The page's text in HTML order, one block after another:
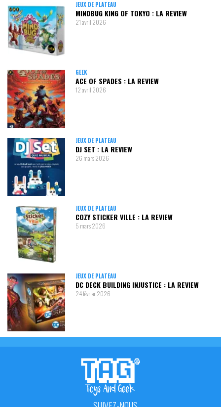
JEUX DE PLATEAU
MINDBUG KING OF TOKYO : LA REVIEW
21 avril 2026
GEEK
ACE OF SPADES : LA REVIEW
12 avril 2026
JEUX DE PLATEAU
DJ SET : LA REVIEW
26 mars 2026
JEUX DE PLATEAU
COZY STICKER VILLE : LA REVIEW
5 mars 2026
JEUX DE PLATEAU
DC DECK BUILDING INJUSTICE : LA REVIEW
24 février 2026